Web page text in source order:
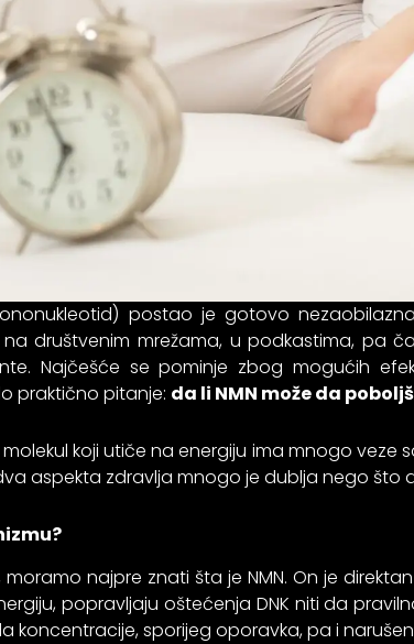
postao je gotovo
društvenim mrežama, u podkastima, pa
Najčešće se pominje zbog mogućih
praktično pitanje: da li NMN može da
koji utiče na energiju ima mnogo veze
aspekta zdravlja mnogo je dublja nego što
najpre znati šta je NMN. On je
popravljaju oštećenja DNK niti da
koncentracije, sporijeg oporavka, pa i